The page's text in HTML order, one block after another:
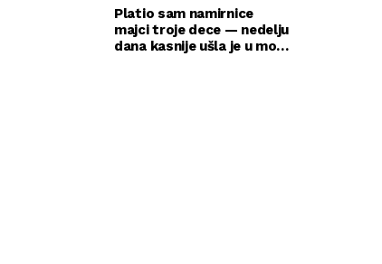
Platio sam namirnice
majci troje dece — nedelju
dana kasnije ušla je u moju